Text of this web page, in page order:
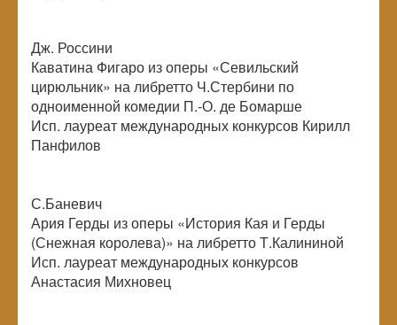
Дж. Россини
Каватина Фигаро из оперы «Севильский
цирюльник» на либретто Ч.Стербини по
одноименной комедии П.-О. де Бомарше
Исп. лауреат международных конкурсов Кирилл
Панфилов
С.Баневич
Ария Герды из оперы «История Кая и Герды
(Снежная королева)» на либретто Т.Калининой
Исп. лауреат международных конкурсов
Анастасия Михновец